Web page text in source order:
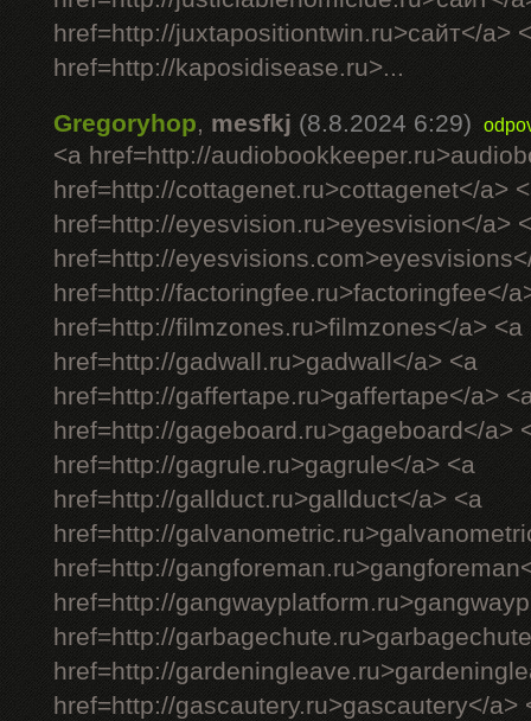
href=http://juxtapositiontwin.ru>сайт</a>
href=http://kaposidisease.ru>...
Gregoryhop,mesfkj (8.8.2024 6:29)
<a href=http://
href=http://cottagenet.ru>cottagenet</a>
href=http://eyesvision.ru>eyesvision</a>
href=http://
href=http://factoringfee.ru>factoringfee</
href=http://filmzones.ru>filmzones</a> <a
href=http://gadwall.ru>gadwall</a> <a
href=http://gaffertape.ru>gaffertape</a>
href=http://gageboard.ru>gageboard</a>
href=http://gagrule.ru>gagrule</a> <a
href=http://gallduct.ru>gallduct</a> <a
href=http://
href=http://
href=http://
href=http://
href=http://
href=http://gascautery.ru>gascautery</a>